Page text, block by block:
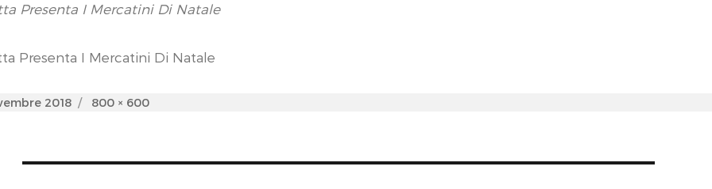
Presenta I Mercatini Di Natale
Presenta I Mercatini Di Natale
2018
Full
800 × 600